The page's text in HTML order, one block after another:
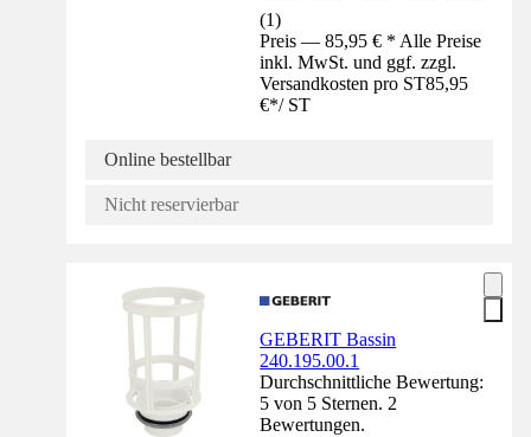
(1)
Preis — 85,95 € * Alle Preise
inkl. MwSt. und ggf. zzgl.
Versandkosten pro ST85,95
€*/ ST
Online bestellbar
Nicht reservierbar
GEBERIT Bassin
240.195.00.1
Durchschnittliche Bewertung:
5 von 5 Sternen. 2
Bewertungen.